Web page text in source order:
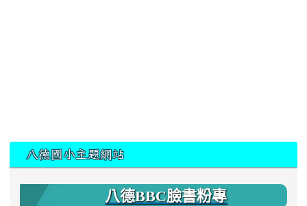
八德國小主題網站
八德BBC臉書粉專